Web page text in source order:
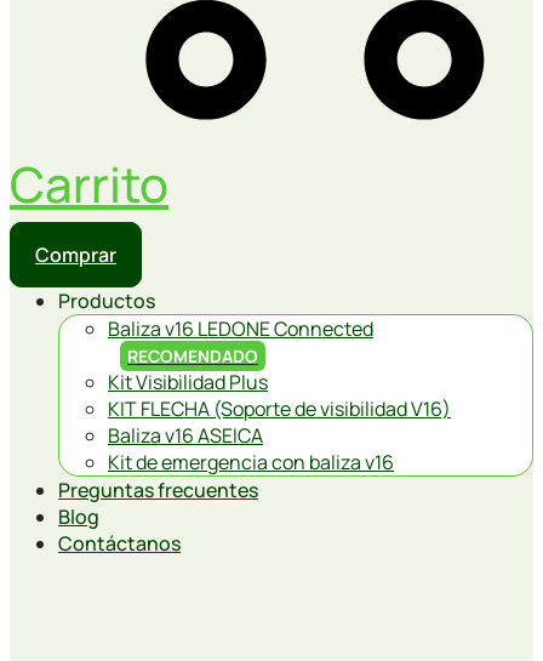
Carrito
Comprar
Productos
Baliza v16 LEDONE Connected
RECOMENDADO
Kit Visibilidad Plus
KIT FLECHA (Soporte de visibilidad V16)
Baliza v16 ASEICA
Kit de emergencia con baliza v16
Preguntas frecuentes
Blog
Contáctanos